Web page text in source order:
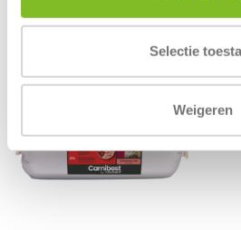
Selectie
Weigeren